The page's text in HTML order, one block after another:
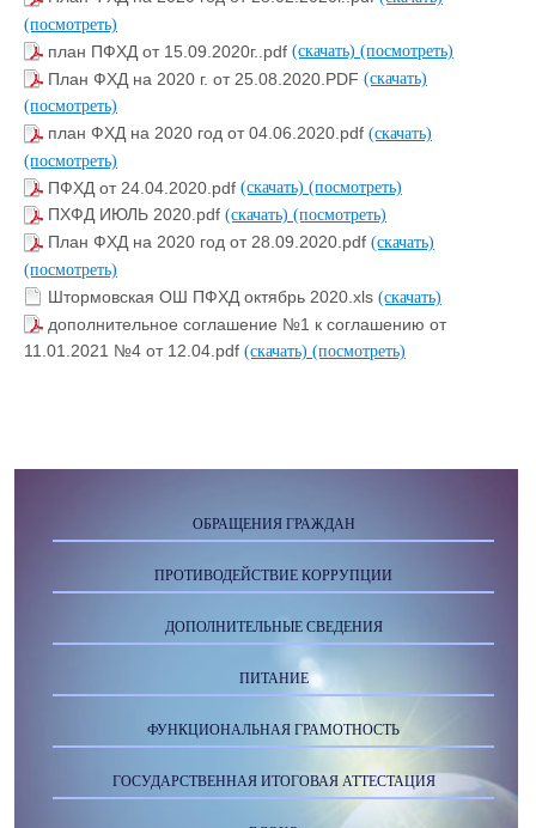
(посмотреть)
план ПФХД от 15.09.2020г..pdf (скачать) (посмотреть)
План ФХД на 2020 г. от 25.08.2020.PDF (скачать)
(посмотреть)
план ФХД на 2020 год от 04.06.2020.pdf (скачать)
(посмотреть)
ПФХД от 24.04.2020.pdf (скачать) (посмотреть)
ПХФД ИЮЛЬ 2020.pdf (скачать) (посмотреть)
План ФХД на 2020 год от 28.09.2020.pdf (скачать)
(посмотреть)
Штормовская ОШ ПФХД октябрь 2020.xls (скачать)
дополнительное соглашение №1 к соглашению от
11.01.2021 №4 от 12.04.pdf (скачать) (посмотреть)
ОБРАЩЕНИЯ ГРАЖДАН
ПРОТИВОДЕЙСТВИЕ КОРРУПЦИИ
ДОПОЛНИТЕЛЬНЫЕ СВЕДЕНИЯ
ПИТАНИЕ
ФУНКЦИОНАЛЬНАЯ ГРАМОТНОСТЬ
ГОСУДАРСТВЕННАЯ ИТОГОВАЯ АТТЕСТАЦИЯ